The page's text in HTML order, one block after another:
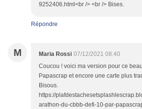
9252406.html<br /> <br /> Bises.
Répondre
M Maria Rossi 07/12/2021 08:40
Coucou ! voici ma version pour ce
Papascrap et encore une carte plus
Bisous.
https://
arathon-du-cbbb-defi-10-par-